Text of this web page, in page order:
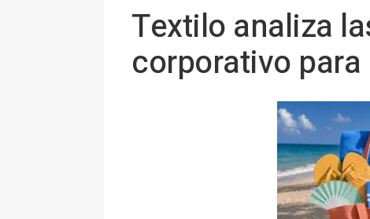
Textilo analiza
corporativo